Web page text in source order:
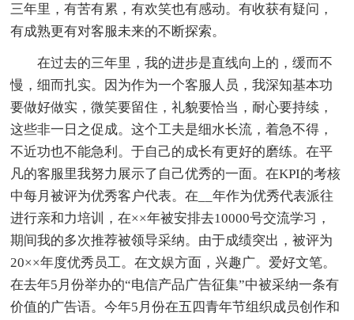
三年里，有苦有累，有欢笑也有感动。有收获有疑问，
有成熟更有对客服未来的不断探索。
在过去的三年里，我的进步是直线向上的，缓而不
慢，细而扎实。因为作为一个客服人员，我深知基本功
要做好做实，微笑要留住，礼貌要恰当，耐心要持续，
这些非一日之促成。这个工夫是细水长流，着急不得，
不近功也不能急利。于自己的成长有更好的磨练。在平
凡的客服里我努力展示了自己优秀的一面。在KPI的考核
中每月被评为优秀客户代表。在__年作为优秀代表派往
进行亲和力培训，在××年被安排去10000号交流学习，
期间我的多次推荐被领导采纳。由于成绩突出，被评为
20××年度优秀员工。在文娱方面，兴趣广。爱好文笔。
在去年5月份举办的“电信产品广告征集”中被采纳一条有
价值的广告语。今年5月份在五四青年节组织成员创作和